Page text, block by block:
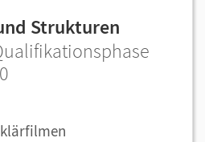
Strukturen